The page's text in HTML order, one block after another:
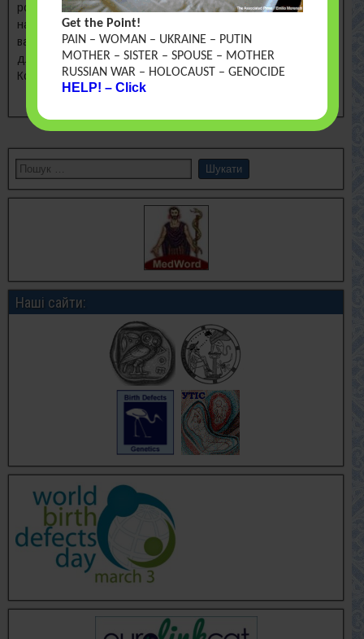
розвитку знижується. Частота спіни біфіди в Україні є
найвищою в Європі. Вплив радіації, частоту та наслідки
вад розвитку можна зменшити. МІФИ Небезпека радіації
для вагітних зникла. Нема епідемії вад розвитку.
Контроль [...]
Наші сайти:
Get the Point!
PAIN – WOMAN – UKRAINE – PUTIN
MOTHER – SISTER – SPOUSE – MOTHER
RUSSIAN WAR – HOLOCAUST – GENOCIDE
HELP! – Click